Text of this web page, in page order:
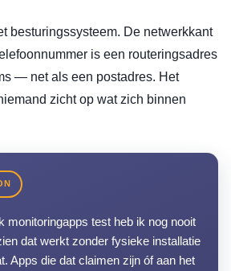
besturingssysteem. De netwerkkant
is een routeringsadres
— net als een postadres. Het
zicht op wat zich binnen
monitoringapps test heb ik nog nooit
dat werkt zonder fysieke installatie
Apps die dat claimen zijn óf aan het